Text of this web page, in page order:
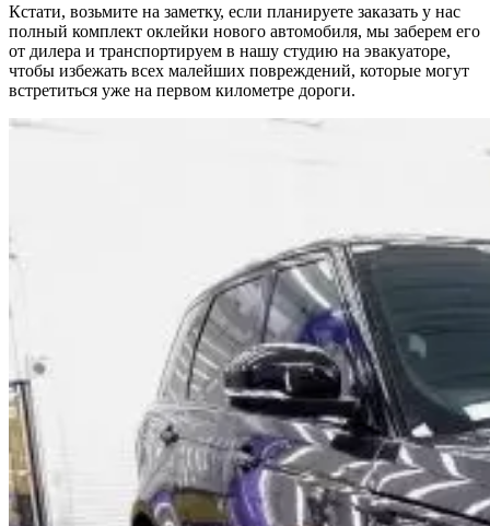
Кстати, возьмите на заметку, если планируете заказать у нас
полный комплект оклейки нового автомобиля, мы заберем его
от дилера и транспортируем в нашу студию на эвакуаторе,
чтобы избежать всех малейших повреждений, которые могут
встретиться уже на первом километре дороги.